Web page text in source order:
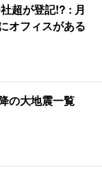
超が登記!? : 月
オフィスがある
の大地震一覧